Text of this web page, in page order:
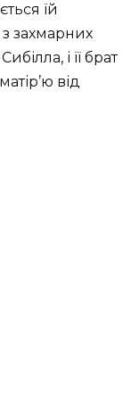
їй
захмарних
і її брат
від